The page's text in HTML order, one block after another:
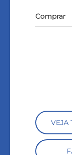
Comprar
VEJA